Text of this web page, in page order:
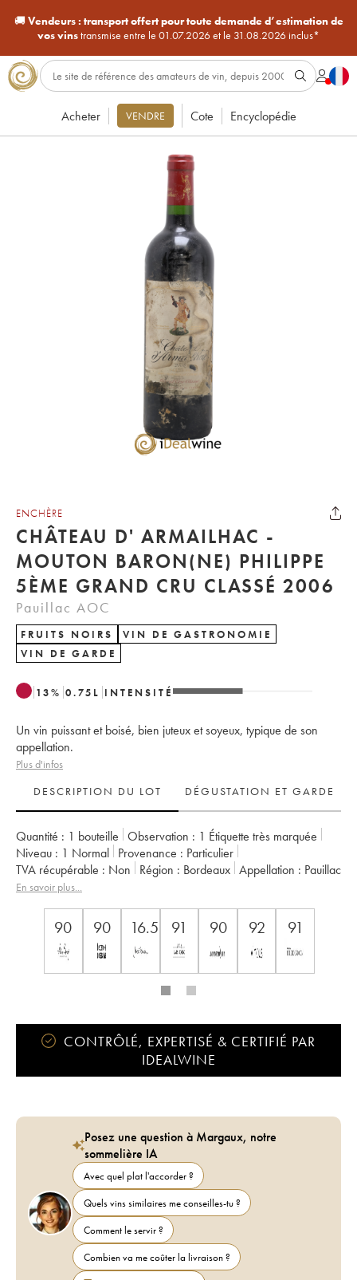
🚚Vendeurs : transport offert pour toute demande d’estimation de
vos vinstransmise entre le 01.07.2026 et le 31.08.2026 inclus*
Acheter VENDRE Cote Encyclopédie
ENCHÈRE
CHÂTEAU D' ARMAILHAC -
MOUTON BARON(NE) PHILIPPE
5ÈME GRAND CRU CLASSÉ 2006
Pauillac AOC
FRUITS NOIRS
VIN DE GASTRONOMIE
VIN DE GARDE
13% 0.75 L INTENSITÉ
Un vin puissant et boisé, bien juteux et soyeux, typique de son
appellation.
Plus d'infos
DESCRIPTION DU LOT
DÉGUSTATION ET GARDE
Quantité : 1 bouteille Observation : 1 Étiquette très marquée
Niveau : 1 Normal Provenance : particulier
TVA récupérable :
non Région : Bordeaux Appellation : Pauillac
Classement :
En savoir plus...
90 90 16.5 91 90 92 91
CONTRÔLÉ, EXPERTISÉ & CERTIFIÉ PAR
IDEALWINE
Posez une question à Margaux, notre
sommelière IA
Avec quel plat l'accorder ?
Quels vins similaires me conseilles-tu ?
Comment le servir ?
Combien va me coûter la livraison ?